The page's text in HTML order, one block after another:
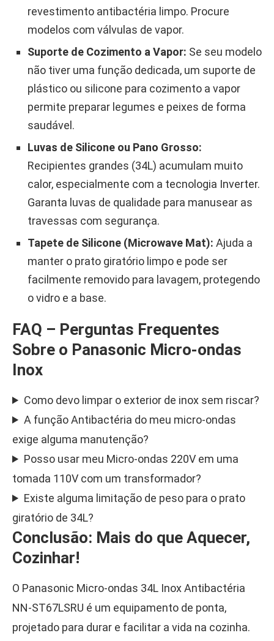
revestimento antibactéria limpo. Procure
modelos com válvulas de vapor.
Suporte de Cozimento a Vapor: Se seu modelo
não tiver uma função dedicada, um suporte de
plástico ou silicone para cozimento a vapor
permite preparar legumes e peixes de forma
saudável.
Luvas de Silicone ou Pano Grosso:
Recipientes grandes (34L) acumulam muito
calor, especialmente com a tecnologia Inverter.
Garanta luvas de qualidade para manusear as
travessas com segurança.
Tapete de Silicone (Microwave Mat): Ajuda a
manter o prato giratório limpo e pode ser
facilmente removido para lavagem, protegendo
o vidro e a base.
FAQ – Perguntas Frequentes
Sobre o Panasonic Micro-ondas
Inox
Como devo limpar o exterior de inox sem riscar?
A função Antibactéria do meu micro-ondas
exige alguma manutenção?
Posso usar meu Micro-ondas 220V em uma
tomada 110V com um transformador?
Existe alguma limitação de peso para o prato
giratório de 34L?
Conclusão: Mais do que Aquecer,
Cozinhar!
O Panasonic Micro-ondas 34L Inox Antibactéria
NN-ST67LSRU é um equipamento de ponta,
projetado para durar e facilitar a vida na cozinha.